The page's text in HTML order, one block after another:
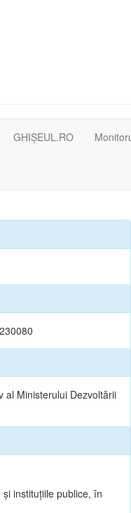
GHIȘEUL.RO
al Ministerului Dezvoltării
instituţiile publice, în